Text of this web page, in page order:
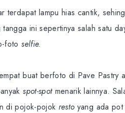
terdapat lampu hias cantik,
ini sepertinya salah satu
fotoselfie.
buat berfoto di Pave Pastry
spot-spot menarik lainnya.
di pojok-pojok restoyang ada pot